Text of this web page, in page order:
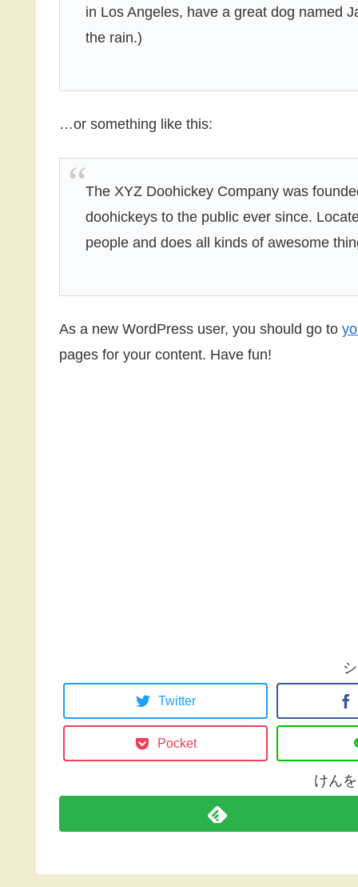
in Los Angeles, have a great dog named
the rain.)
…or something like this:
The XYZ Doohickey Company was
doohickeys to the public ever since.
people and does all kinds of awesome
As a new WordPress user, you should go to
pages for your content. Have fun!
Twitter
Pocket
けん